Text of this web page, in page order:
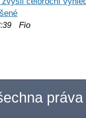
Fio
práva